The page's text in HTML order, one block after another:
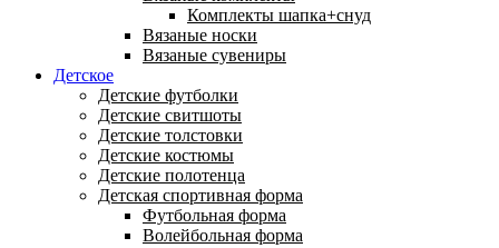
Комплекты шапка+снуд
Вязаные носки
Вязаные сувениры
Детское
Детские футболки
Детские свитшоты
Детские толстовки
Детские костюмы
Детские полотенца
Детская спортивная форма
Футбольная форма
Волейбольная форма